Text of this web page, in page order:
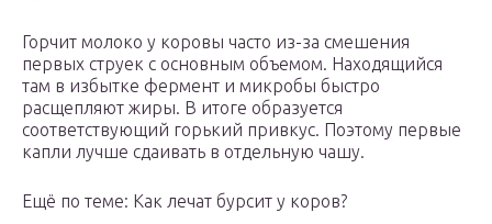
Горчит молоко у коровы часто из-за смешения
первых струек с основным объемом. Находящийся
там в избытке фермент и микробы быстро
расщепляют жиры. В итоге образуется
соответствующий горький привкус. Поэтому первые
капли лучше сдаивать в отдельную чашу.
Ещё по теме: Как лечат бурсит у коров?